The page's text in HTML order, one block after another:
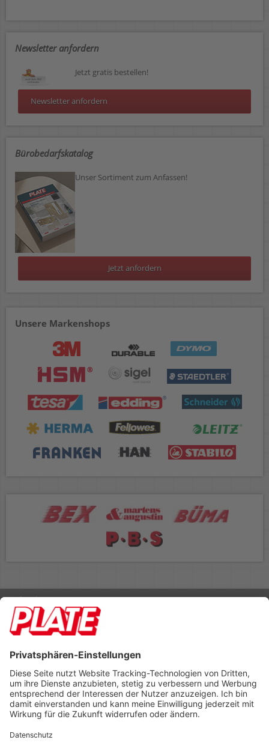
Newsletter anfordern
Jetzt gratis bestellen!
Newsletter anfordern
Bürobedarfskatalog
Unser Sortiment zum Anfassen!
Jetzt anfordern
Unsere Markenshops
Rufen Sie uns an 04298 401-0
Lieferbedingungen Impressum
Footer anzeigen
PLATE Büromaterial Vertriebs GmbH
Hilligenwarf 5